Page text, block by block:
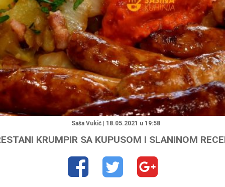
"
Saša Vukić | 18.05.2021 u 19:58
KRUMPIR SA KUPUSOM I SLANINOM